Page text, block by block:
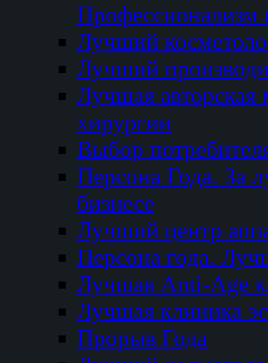
Профессионализм
Лучший
Лучший
Лучшая авторская
хирургии
Выбор
Персона Года. За
бизнесе
Лучший центр
Персона года.
Лучшая Anti-Age
Лучшая клиника
Прорыв Года